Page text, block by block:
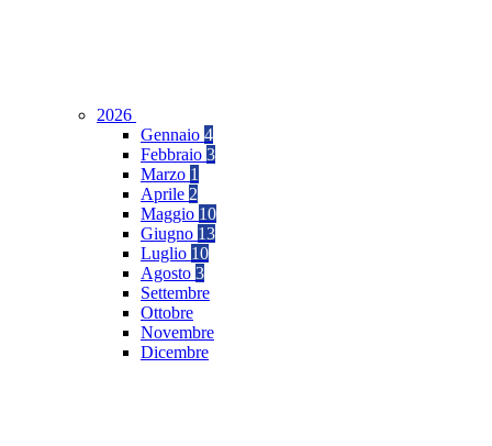
2026
Gennaio 4
Febbraio 3
Marzo 1
Aprile 2
Maggio 10
Giugno 13
Luglio 10
Agosto 3
Settembre
Ottobre
Novembre
Dicembre